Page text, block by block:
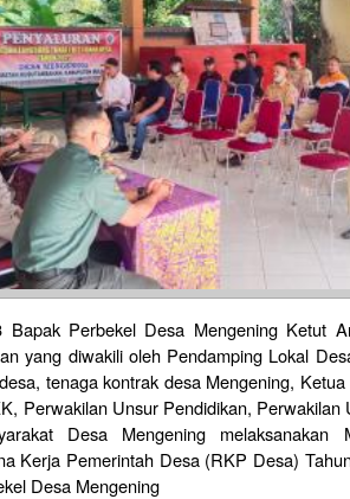
Perbekel Desa Mengening Ketut
yang diwakili oleh Pendamping Lokal
tenaga kontrak desa Mengening,
Perwakilan Unsur Pendidikan,
Desa Mengening melaksanakan
Kerja Pemerintah Desa (RKP Desa)
Desa Mengening